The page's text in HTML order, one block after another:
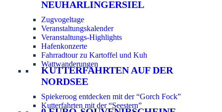
NEUHARLINGERSIEL
Zugvogeltage
Veranstaltungskalender
Veranstaltungs-Highlights
Hafenkonzerte
Fahrradtour zu Kartoffel und Kuh
Wattwanderungen
KUTTERFAHRTEN AUF DER
NORDSEE
Spiekeroog entdecken mit der “Gorch Fock”
Kutterfahrten mit der “Seestern”